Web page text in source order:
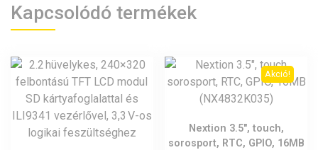
Kapcsolódó termékek
Akció!
Nextion 3.5″, touch,
sorosport, RTC, GPIO, 16MB